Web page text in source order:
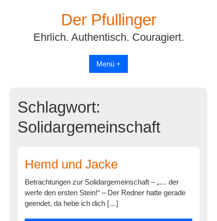
Der Pfullinger
Ehrlich. Authentisch. Couragiert.
Menü +
Schlagwort:
Solidargemeinschaft
Hemd und Jacke
Betrachtungen zur Solidargemeinschaft – „… der
werfe den ersten Stein!“ – Der Redner hatte gerade
geendet, da hebe ich dich […]